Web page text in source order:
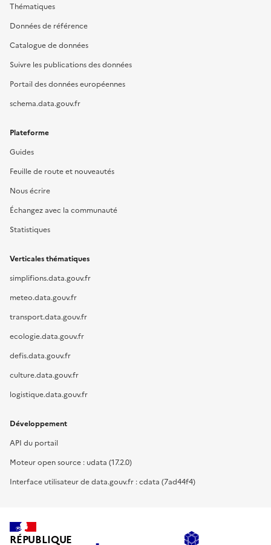
Thématiques
Données de référence
Catalogue de données
Suivre les publications des données
Portail des données européennes
schema.data.gouv.fr
Plateforme
Guides
Feuille de route et nouveautés
Nous écrire
Échangez avec la communauté
Statistiques
Verticales thématiques
simplifions.data.gouv.fr
meteo.data.gouv.fr
transport.data.gouv.fr
ecologie.data.gouv.fr
defis.data.gouv.fr
culture.data.gouv.fr
logistique.data.gouv.fr
Développement
API du portail
Moteur open source : udata (17.2.0)
Interface utilisateur de data.gouv.fr : cdata (7ad44f4)
RÉPUBLIQUE